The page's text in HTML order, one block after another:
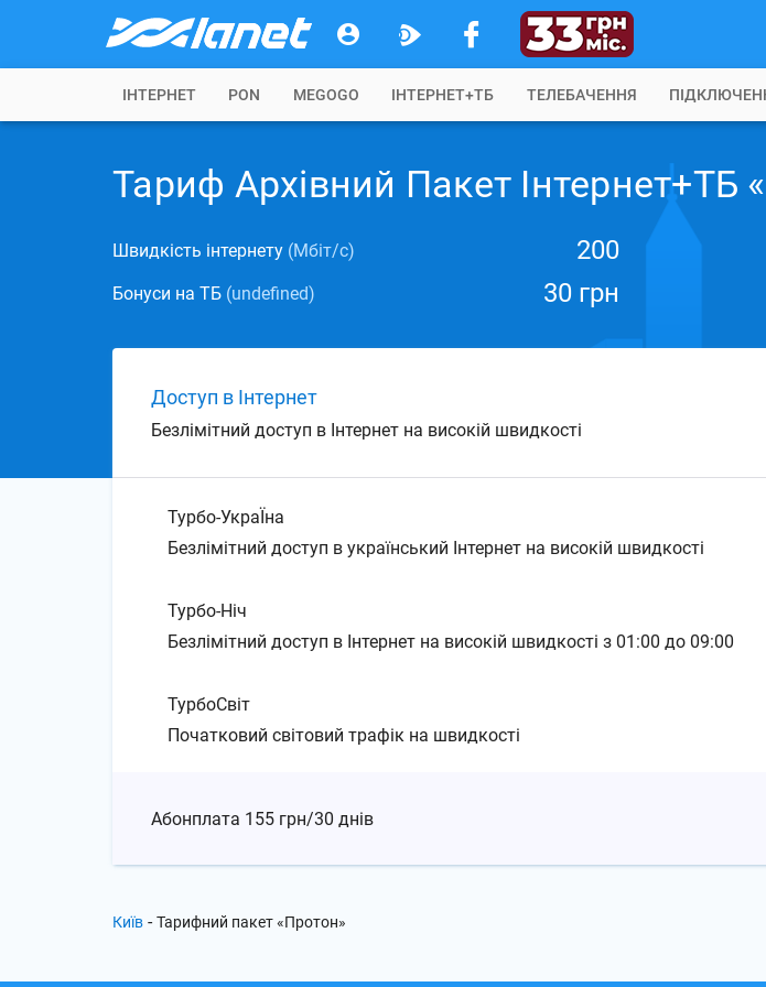
IНТЕРНЕТ PON MEGOGO ІНТЕРНЕТ+ТБ ТЕЛЕБАЧЕННЯ
Тариф Архівний Пакет Інтернет+ТБ
Швидкість інтернету (Мбіт/с) 200
Бонуси на ТБ (undefined) 30 грн
Доступ в Інтернет
Безлімітний доступ в Інтернет на високій швидкості
Турбо-УкраЇна
Безлімітний доступ в український Інтернет на високій швидкості
Турбо-Ніч
Безлімітний доступ в Інтернет на високій швидкості з 01:00 до 09:00
ТурбоСвіт
Початковий світовий трафік на швидкості
Абонплата 155 грн/30 днів
Київ - Тарифний пакет «Протон»